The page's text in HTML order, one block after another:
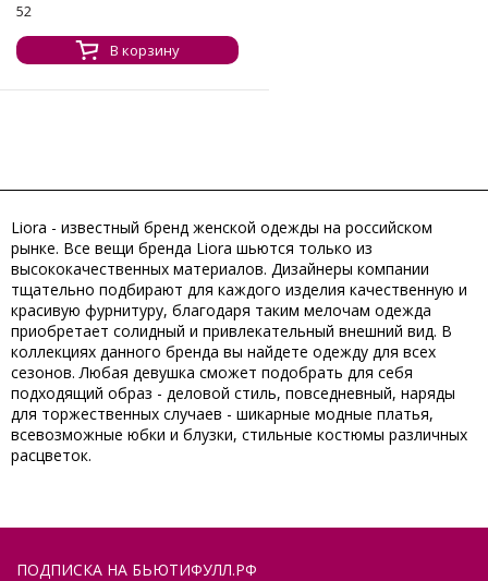
52
В корзину
Liora - известный бренд женской одежды на российском
рынке. Все вещи бренда Liora шьются только из
высококачественных материалов. Дизайнеры компании
тщательно подбирают для каждого изделия качественную и
красивую фурнитуру, благодаря таким мелочам одежда
приобретает солидный и привлекательный внешний вид. В
коллекциях данного бренда вы найдете одежду для всех
сезонов. Любая девушка сможет подобрать для себя
подходящий образ - деловой стиль, повседневный, наряды
для торжественных случаев - шикарные модные платья,
всевозможные юбки и блузки, стильные костюмы различных
расцветок.
ПОДПИСКА НА БЬЮТИФУЛЛ.РФ